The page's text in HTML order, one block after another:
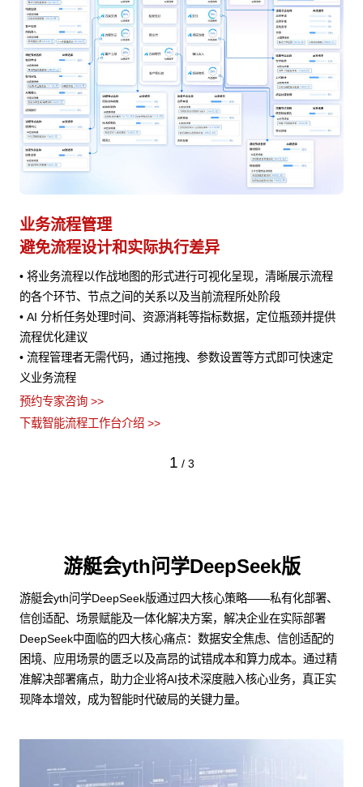
业务应用能力集成
实现数据资产累积和数据洞察
• 通过标准化接口协议对接 CRM、ERP、OA 等业务系统，实现
数据实时传输共享，保障业务数据一致性
• 构建统一数据模型，通过数据分析工具深度挖掘整合后数据，
生成业务报表与分析报告，为企业经营决策提供数据支撑
• 根据用户角色与职责分配数据访问权限，保障数据安全，防止
敏感信息泄露
预约专家咨询 >>
下载智能流程工作台介绍 >>
2 / 3
游艇会yth问学DeepSeek版
游艇会yth问学DeepSeek版通过四大核心策略——私有化部署、
信创适配、场景赋能及一体化解决方案，解决企业在实际部署
DeepSeek中面临的四大核心痛点：数据安全焦虑、信创适配的
困境、应用场景的匮乏以及高昂的试错成本和算力成本。通过精
准解决部署痛点，助力企业将AI技术深度融入核心业务，真正实
现降本增效，成为智能时代破局的关键力量。